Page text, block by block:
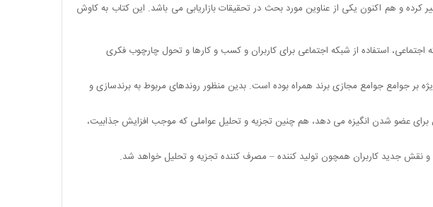
کرده و هم اکنون یکی از عناوین مورد بحث در تحقیقات بازاریابی می باشد. این کتاب به کاوش
استفاده از شبکه اجتماعی برای کاربران و کسب و کارها و تحول چارچوب فکری
جوامع جوامع مجازی برند همراه بوده است. بدین منظور روندهای مربوط به برندسازی و
عضو شدن انگیزه می دهد، هم چنین تجزیه و تحلیل عواملی که موجب افزایش جذابیت،
و نقش جدید کاربران همچون تولید کننده– مصرف کننده تجزیه و تحلیل خواهد شد.